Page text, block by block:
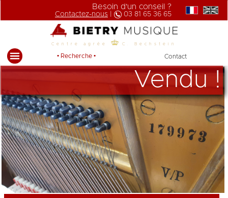
Besoin d'un conseil ?
Contactez-nous 03 81 65 36 65
Centre agrée C. Bechstein
• Recherche • Contact
Vendu !